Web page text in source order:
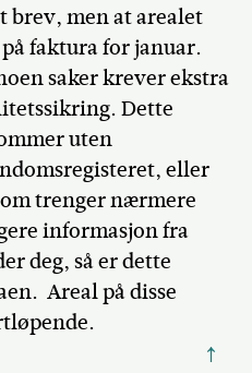
brev, men at arealet
faktura for januar.
saker krever ekstra
Dette
uten
eller
trenger nærmere
informasjon fra
deg, så er dette
Areal på disse
↑